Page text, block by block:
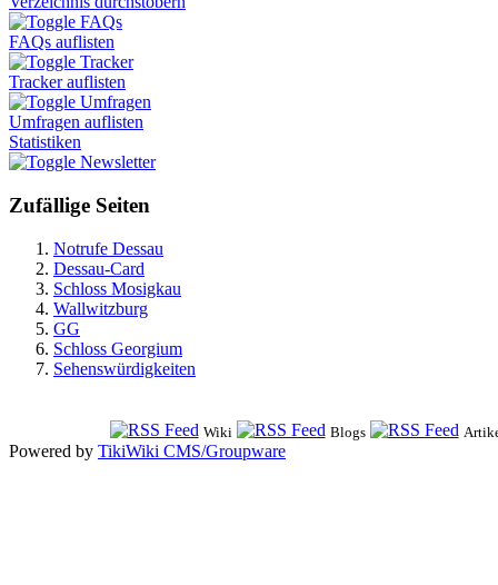
FAQs
FAQs auflisten
Tracker
Tracker auflisten
Umfragen
Umfragen auflisten
Statistiken
Newsletter
Zufällige Seiten
Notrufe Dessau
Dessau-Card
Schloss Mosigkau
Wallwitzburg
GG
Schloss Georgium
Sehenswürdigkeiten
Wiki Blogs
Powered by TikiWiki CMS/Groupware